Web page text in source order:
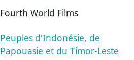
Fourth World Films
Peuples d'Indonésie, de
Papouasie et du Timor-Leste